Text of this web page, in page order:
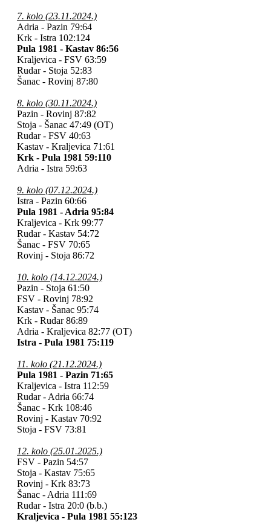
7. kolo (23.11.2024.)
Adria - Pazin 79:64
Krk - Istra 102:124
Pula 1981 - Kastav 86:56
Kraljevica - FSV 63:59
Rudar - Stoja 52:83
Šanac - Rovinj 87:80
8. kolo (30.11.2024.)
Pazin - Rovinj 87:82
Stoja - Šanac 47:49 (OT)
Rudar - FSV 40:63
Kastav - Kraljevica 71:61
Krk - Pula 1981 59:110
Adria - Istra 59:63
9. kolo (07.12.2024.)
Istra - Pazin 60:66
Pula 1981 - Adria 95:84
Kraljevica - Krk 99:77
Rudar - Kastav 54:72
Šanac - FSV 70:65
Rovinj - Stoja 86:72
10. kolo (14.12.2024.)
Pazin - Stoja 61:50
FSV - Rovinj 78:92
Kastav - Šanac 95:74
Krk - Rudar 86:89
Adria - Kraljevica 82:77 (OT)
Istra - Pula 1981 75:119
11. kolo (21.12.2024.)
Pula 1981 - Pazin 71:65
Kraljevica - Istra 112:59
Rudar - Adria 66:74
Šanac - Krk 108:46
Rovinj - Kastav 70:92
Stoja - FSV 73:81
12. kolo (25.01.2025.)
FSV - Pazin 54:57
Stoja - Kastav 75:65
Rovinj - Krk 83:73
Šanac - Adria 111:69
Rudar - Istra 20:0 (b.b.)
Kraljevica - Pula 1981 55:123